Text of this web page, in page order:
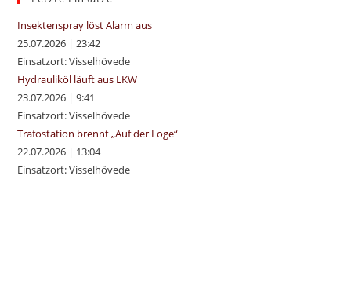
Insektenspray löst Alarm aus
25.07.2026 |23:42
Einsatzort: Visselhövede
Hydrauliköl läuft aus LKW
23.07.2026 |9:41
Einsatzort: Visselhövede
Trafostation brennt „Auf der Loge“
22.07.2026 | 13:04
Einsatzort: Visselhövede